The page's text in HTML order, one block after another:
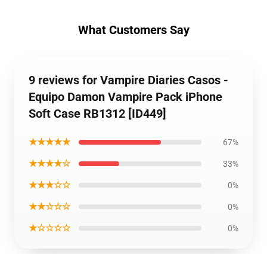
What Customers Say
9 reviews for Vampire Diaries Casos -
Equipo Damon Vampire Pack iPhone
Soft Case RB1312 [ID449]
★★★★★ 67%
★★★★☆ 33%
★★★☆☆ 0%
★★☆☆☆ 0%
★☆☆☆☆ 0%